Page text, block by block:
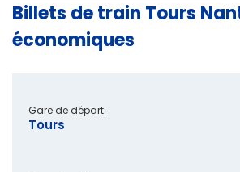
Billets de train Tours
économiques
Gare de départ:
Tours